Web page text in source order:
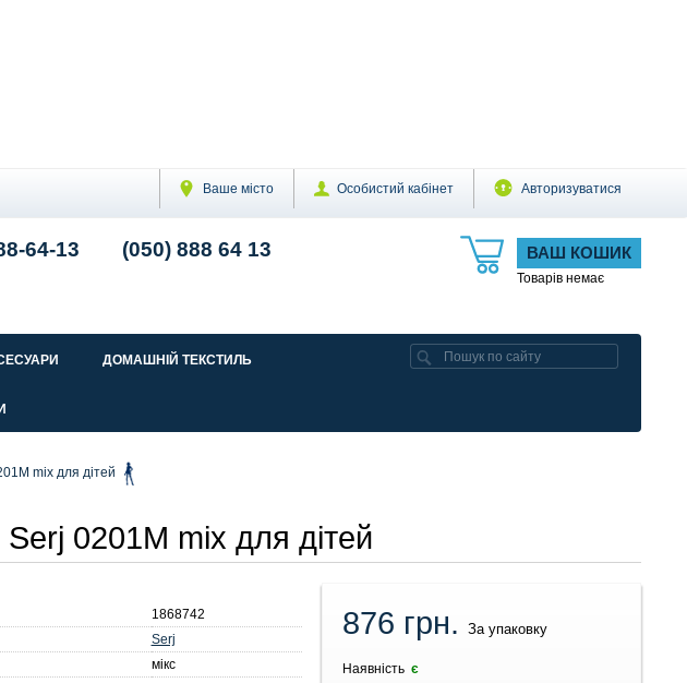
Ваше місто Особистий кабінет Авторизуватися
ВАШ КОШИК
Товарів немає
64-13 (050) 888 64 13
ДОМАШНІЙ ТЕКСТИЛЬ
mix для дітей
Serj 0201M mix для дітей
1868742
Serj
мікс
876 грн.За упаковку
Наявність є